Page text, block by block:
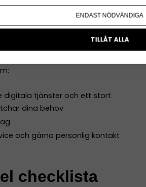
jobbigt. Därför kan det vara
längre redan från början.
måste välja “den perfekta
digitala tjänster och ett stort
dina behov
och gärna personlig kontakt
checklista
ditt val i efterhand hittar du den
ENDAST NÖDVÄNDIGA
TILLÅT ALLA